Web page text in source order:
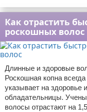
Как отрастить
роскошных волос
Длинные и здоровые
Роскошная копна
указывает на здоровье
обладательницы.
волосы отрастают на